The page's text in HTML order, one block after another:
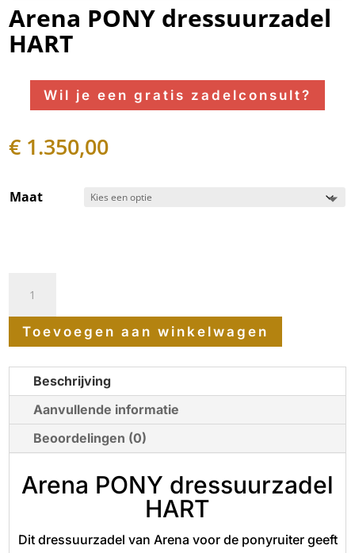
Arena PONY dressuurzadel
HART
Wil je een gratis zadelconsult?
€ 1.350,00
Maat
dressuurzadel
aantal
Toevoegen aan winkelwagen
Beschrijving
Aanvullende informatie
Beoordelingen (0)
Arena PONY dressuurzadel
HART
Dit dressuurzadel van Arena voor de ponyruiter geeft